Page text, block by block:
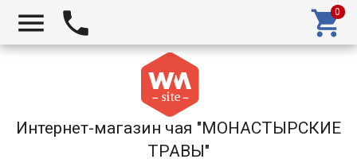
  
Интернет-магазин чая "МОНАСТЫРСКИЕ
ТРАВЫ"